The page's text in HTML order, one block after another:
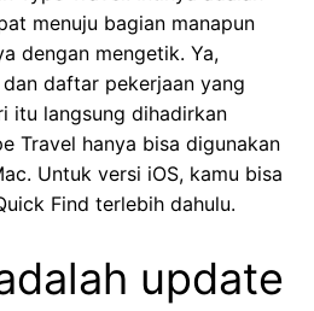
menuju bagian manapun
dengan mengetik. Ya,
daftar pekerjaan yang
itu langsung dihadirkan
Travel hanya bisa digunakan
Untuk versi iOS, kamu bisa
Find terlebih dahulu.
update